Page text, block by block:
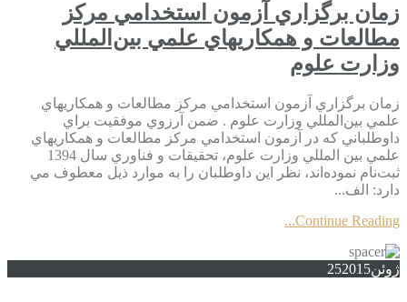
زمان‌ برگزاري آزمون استخدامي مركز
مطالعات و همكاريهاي علمي بين‌المللي
وزارت علوم
زمان‌ برگزاري آزمون استخدامي مركز مطالعات و همكاريهاي
علمي بين‌المللي وزارت علوم . ضمن آرزوي موفقيت براي
داوطلباني كه در آزمون استخدامي مركز مطالعات و همكاريهاي
علمي بين المللي وزارت علوم، تحقيقات و فناوري سال 1394
ثبت‌نام نموده‌اند، نظر اين داوطلبان را به موارد ذيل معطوف مي
دارد: الف‌...
Continue Reading...
ژوئن 252015